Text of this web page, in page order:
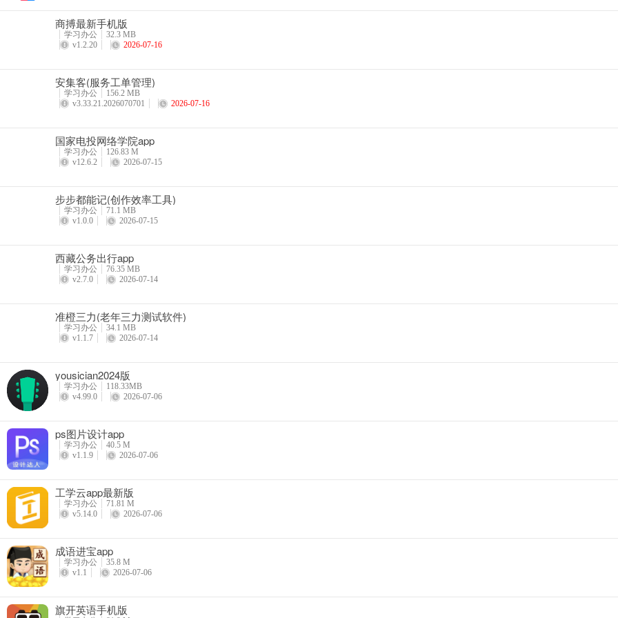
修复和优化产品逻辑和Bug。
商搏最新手机版
学习办公
32.3 MB
v1.2.20
2026-07-16
安集客(服务工单管理)
学习办公
156.2 MB
v3.33.21.2026070701
2026-07-16
国家电投网络学院app
学习办公
126.83 M
v12.6.2
2026-07-15
步步都能记(创作效率工具)
学习办公
71.1 MB
v1.0.0
2026-07-15
西藏公务出行app
学习办公
76.35 MB
v2.7.0
2026-07-14
准橙三力(老年三力测试软件)
学习办公
34.1 MB
v1.1.7
2026-07-14
yousician2024版
学习办公
118.33MB
v4.99.0
2026-07-06
ps图片设计app
学习办公
40.5 M
v1.1.9
2026-07-06
工学云app最新版
学习办公
71.81 M
v5.14.0
2026-07-06
成语进宝app
学习办公
35.8 M
v1.1
2026-07-06
旗开英语手机版